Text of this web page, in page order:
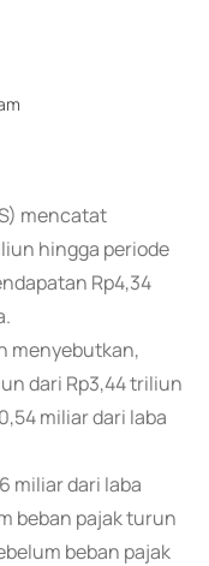
mencatat
hingga periode
Rp4,34
menyebutkan,
dari Rp3,44 triliun
miliar dari laba
miliar dari laba
beban pajak turun
beban pajak